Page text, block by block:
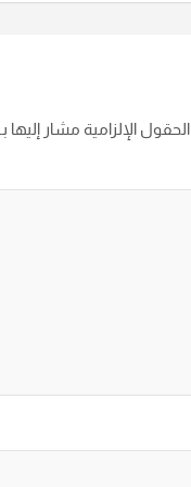
الحقول الإلزامية مشار إليها